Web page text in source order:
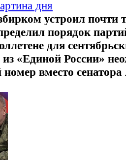
дня
устроил почти
порядок
для
«Единой России»
вместо сенатора